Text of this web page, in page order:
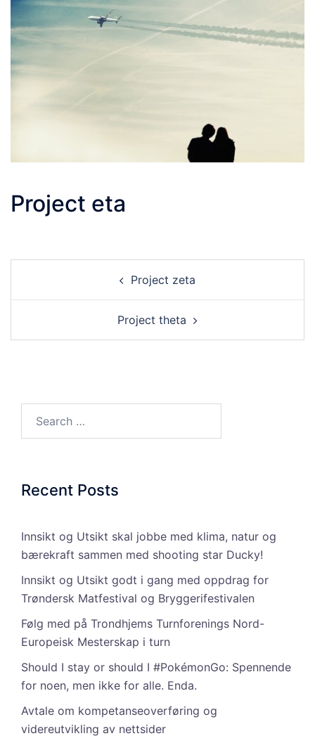
Project eta
navigation
Project zeta
Project theta
Recent Posts
Innsikt og Utsikt skal jobbe med klima, natur og
bærekraft sammen med shooting star Ducky!
Innsikt og Utsikt godt i gang med oppdrag for
Trøndersk Matfestival og Bryggerifestivalen
Følg med på Trondhjems Turnforenings Nord-
Europeisk Mesterskap i turn
Should I stay or should I #PokémonGo: Spennende
for noen, men ikke for alle. Enda.
Avtale om kompetanseoverføring og
videreutvikling av nettsider